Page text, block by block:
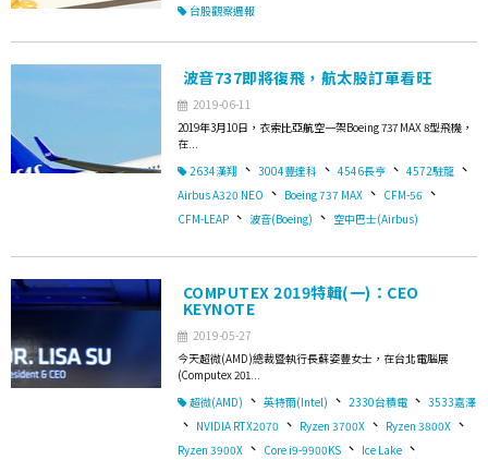
台股觀察週報
波音737即將復飛，航太股訂單看旺
2019-06-11
2019年3月10日，衣索比亞航空一架Boeing 737 MAX 8型飛機，
在...
2634漢翔 、 3004豐達科 、 4546長亨 、 4572駐龍 、
Airbus A320 NEO 、 Boeing 737 MAX 、 CFM-56 、
CFM-LEAP 、 波音(Boeing) 、 空中巴士(Airbus)
COMPUTEX 2019特輯(一)：CEO
KEYNOTE
2019-05-27
今天超微(AMD)總裁暨執行長蘇姿豐女士，在台北電腦展
(Computex 201...
超微(AMD) 、 英特爾(Intel) 、 2330台積電 、 3533嘉澤
、 NVIDIA RTX2070 、 Ryzen 3700X 、 Ryzen 3800X 、
Ryzen 3900X 、 Core i9-9900KS 、 Ice Lake 、